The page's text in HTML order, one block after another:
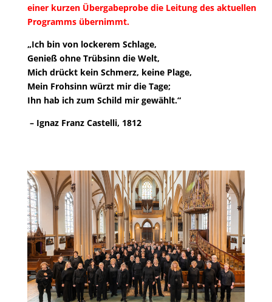
einer kurzen Übergabeprobe die Leitung des aktuellen
Programms übernimmt.
„Ich bin von lockerem Schlage,
Genieß ohne Trübsinn die Welt,
Mich drückt kein Schmerz, keine Plage,
Mein Frohsinn würzt mir die Tage;
Ihn hab ich zum Schild mir gewählt.“
– Ignaz Franz Castelli, 1812